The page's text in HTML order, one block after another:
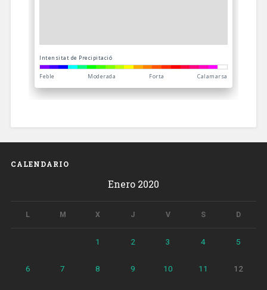
CALENDARIO
Enero 2020
L M X J V S D
1 2 3 4 5
6 7 8 9 10 11 12